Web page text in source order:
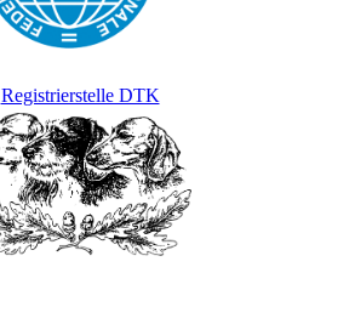
Registrierstelle DTK